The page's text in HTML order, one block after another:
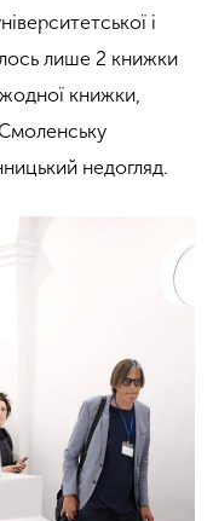
і
лише 2 книжки
книжки,
недогляд.